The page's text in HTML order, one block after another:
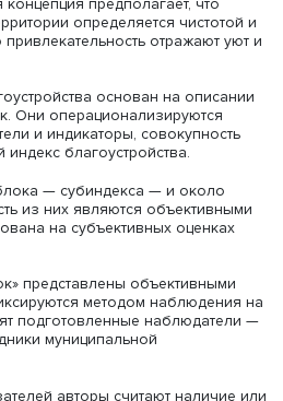
благополучие
разработать новую
позволять оценивать уровень
сбора статистических
жителям.
индекса
понятие блага —
связанного с обеспечением
и социального
как средство
включает два компонента —
с оценкой реального